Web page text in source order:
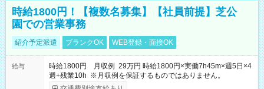
時給1800円！【複数名募集】【社員前提】芝公
園での営業事務
紹介予定派遣 ブランクOK WEB登録・面接OK
給与
時給1800円 月収例 29万円 時給1800円×実働7h45m×週5日×4
週+残業10h ※月収例を保証するものではありません。